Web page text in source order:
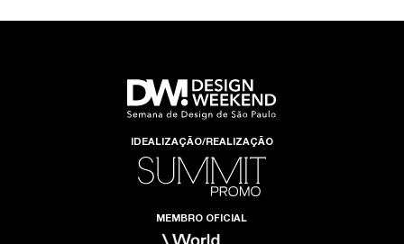
IDEALIZAÇÃO/REALIZAÇÃO
MEMBRO OFICIAL